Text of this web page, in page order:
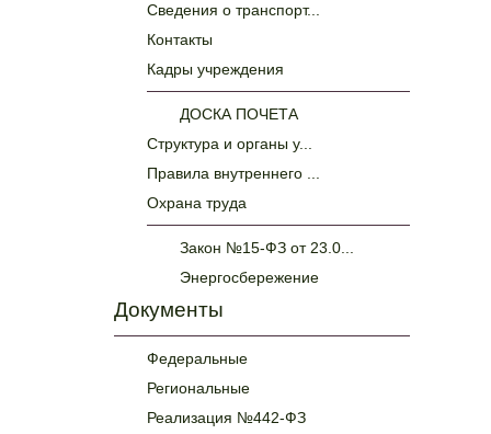
Сведения о транспорт...
Контакты
Кадры учреждения
ДОСКА ПОЧЕТА
Структура и органы у...
Правила внутреннего ...
Охрана труда
Закон №15-ФЗ от 23.0...
Энергосбережение
Документы
Федеральные
Региональные
Реализация №442-ФЗ